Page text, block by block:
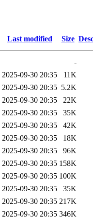
Last modified Size
-
2025-09-30 20:35
11K
2025-09-30 20:35 5.2K
2025-09-30 20:35
22K
2025-09-30 20:35
35K
2025-09-30 20:35
42K
2025-09-30 20:35
18K
2025-09-30 20:35
96K
2025-09-30 20:35 158K
2025-09-30 20:35 100K
2025-09-30 20:35
35K
2025-09-30 20:35 217K
2025-09-30 20:35 346K